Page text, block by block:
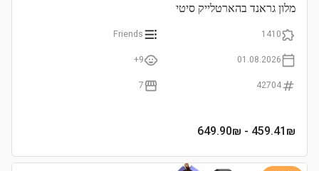
מלון גראנד בהארטלייק סיטי
1410
Friends
01.08.2026
9+
42704
7
459.41 ₪
- 649.90₪